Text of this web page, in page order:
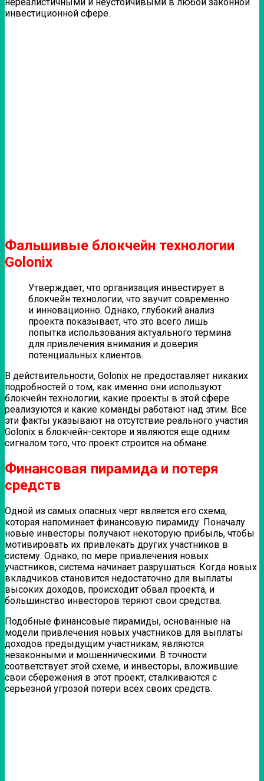
нереалистичными и неустойчивыми в любой законной
инвестиционной сфере.
Фальшивые блокчейн технологии
Golonix
Утверждает, что организация инвестирует в
блокчейн технологии, что звучит современно
и инновационно. Однако, глубокий анализ
проекта показывает, что это всего лишь
попытка использования актуального термина
для привлечения внимания и доверия
потенциальных клиентов.
В действительности, Golonix не предоставляет никаких
подробностей о том, как именно они используют
блокчейн технологии, какие проекты в этой сфере
реализуются и какие команды работают над этим. Все
эти факты указывают на отсутствие реального участия
Golonix в блокчейн-секторе и являются еще одним
сигналом того, что проект строится на обмане.
Финансовая пирамида и потеря
средств
Одной из самых опасных черт является его схема,
которая напоминает финансовую пирамиду. Поначалу
новые инвесторы получают некоторую прибыль, чтобы
мотивировать их привлекать других участников в
систему. Однако, по мере привлечения новых
участников, система начинает разрушаться. Когда новых
вкладчиков становится недостаточно для выплаты
высоких доходов, происходит обвал проекта, и
большинство инвесторов теряют свои средства.
Подобные финансовые пирамиды, основанные на
модели привлечения новых участников для выплаты
доходов предыдущим участникам, являются
незаконными и мошенническими. В точности
соответствует этой схеме, и инвесторы, вложившие
свои сбережения в этот проект, сталкиваются с
серьезной угрозой потери всех своих средств.